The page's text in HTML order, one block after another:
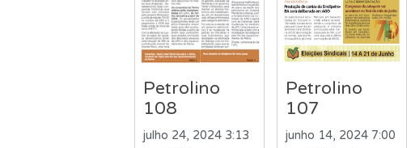
Petrolino
108
julho 24, 2024 3:13
Petrolino
107
junho 14, 2024 7:00